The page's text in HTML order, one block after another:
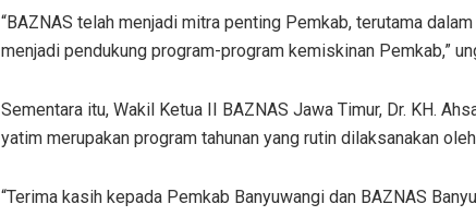
“BAZNAS telah menjadi mitra penting Pemkab, terutama
menjadi pendukung program-program kemiskinan Pemkab,”
Sementara itu, Wakil Ketua II BAZNAS Jawa Timur, Dr. KH.
yatim merupakan program tahunan yang rutin dilaksanakan
“Terima kasih kepada Pemkab Banyuwangi dan BAZNAS